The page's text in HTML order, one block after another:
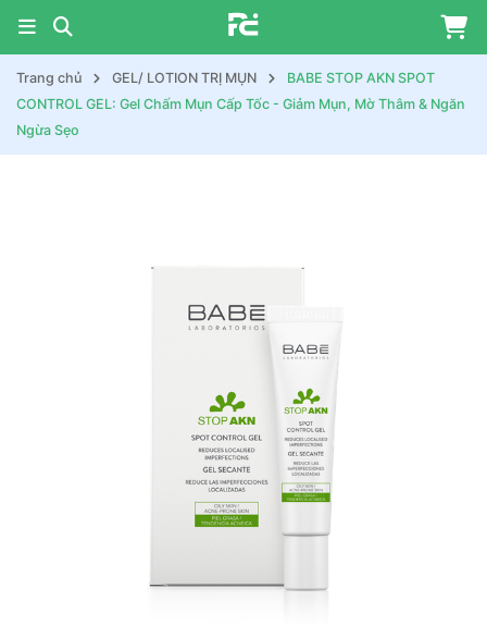
Trang chủ GEL/ LOTION TRỊ MỤN
BABE STOP AKN SPOT
CONTROL GEL: Gel Chấm Mụn Cấp Tốc - Giảm Mụn, Mờ Thâm & Ngăn
Ngừa Sẹo